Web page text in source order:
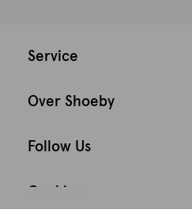
Service
Over Shoeby
Follow Us